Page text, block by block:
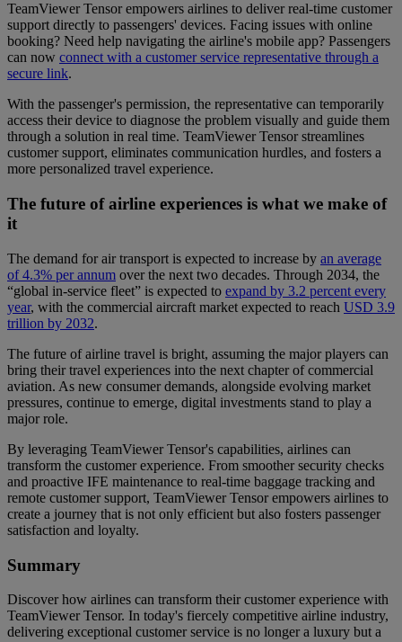
TeamViewer Tensor empowers airlines to deliver real-time customer
support directly to passengers' devices. Facing issues with online
booking? Need help navigating the airline's mobile app? Passengers
can now connect with a customer service representative through a
secure link.
With the passenger's permission, the representative can temporarily
access their device to diagnose the problem visually and guide them
through a solution in real time. TeamViewer Tensor streamlines
customer support, eliminates communication hurdles, and fosters a
more personalized travel experience.
The future of airline experiences is what we make of
it
The demand for air transport is expected to increase by an average
of 4.3% per annum over the next two decades. Through 2034, the
“global in-service fleet” is expected to expand by 3.2 percent every
year, with the commercial aircraft market expected to reach USD 3.9
trillion by 2032.
The future of airline travel is bright, assuming the major players can
bring their travel experiences into the next chapter of commercial
aviation. As new consumer demands, alongside evolving market
pressures, continue to emerge, digital investments stand to play a
major role.
By leveraging TeamViewer Tensor's capabilities, airlines can
transform the customer experience. From smoother security checks
and proactive IFE maintenance to real-time baggage tracking and
remote customer support, TeamViewer Tensor empowers airlines to
create a journey that is not only efficient but also fosters passenger
satisfaction and loyalty.
Summary
Discover how airlines can transform their customer experience with
TeamViewer Tensor. In today's fiercely competitive airline industry,
delivering exceptional customer service is no longer a luxury but a